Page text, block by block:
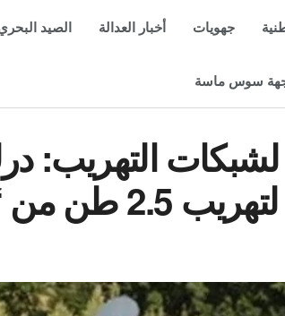
جهويات أخبار العدالة الصيد
سوس ماسة
التهريب:
من “النفحة”